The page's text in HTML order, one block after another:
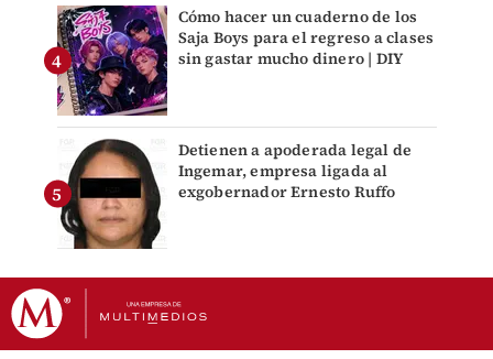
Cómo hacer un cuaderno de los
Saja Boys para el regreso a clases
sin gastar mucho dinero | DIY
Detienen a apoderada legal de
Ingemar, empresa ligada al
exgobernador Ernesto Ruffo